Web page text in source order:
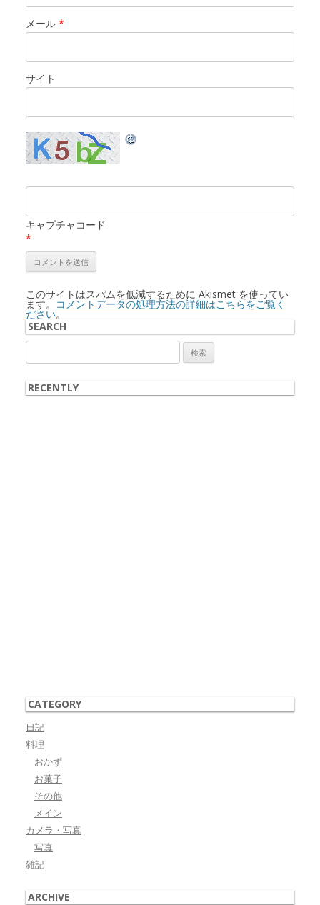
メール *
サイト
キャプチャコード
*
このサイトはスパムを低減するために Akismet を使ってい
ます。 コメントデータの処理方法の詳細はこちらをご覧く
ださい。
SEARCH
索:
RECENTLY
CATEGORY
日記
料理
おかず
お菓子
その他
メイン
カメラ・写真
写真
雑記
ARCHIVE